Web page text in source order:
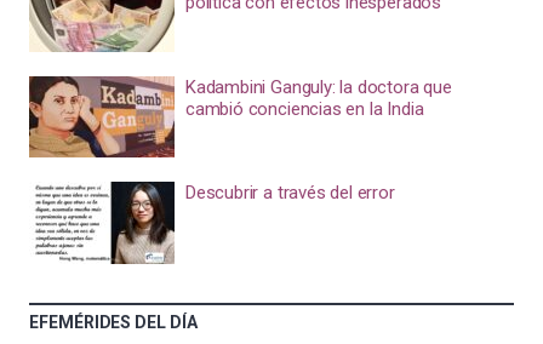
Kadambini Ganguly: la doctora que
cambió conciencias en la India
Descubrir a través del error
EFEMÉRIDES DEL DÍA